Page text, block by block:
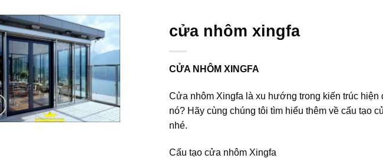
cửa nhôm xingfa
CỬA NHÔM XINGFA
Cửa nhôm Xingfa là xu hướng trong kiến trúc
nó? Hãy cùng chúng tôi tìm hiểu thêm về cấu tạo
nhé.
Cấu tạo cửa nhôm Xingfa